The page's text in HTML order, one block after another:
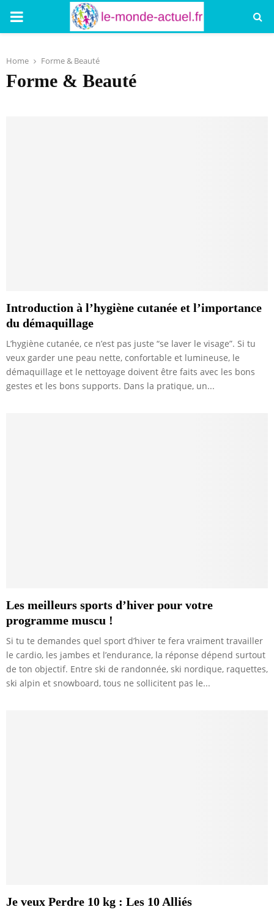
PRIMARY
Home Forme & Beauté
Forme & Beauté
Introduction à l’hygiène cutanée et l’importance
du démaquillage
L’hygiène cutanée, ce n’est pas juste “se laver le visage”. Si tu
veux garder une peau nette, confortable et lumineuse, le
démaquillage et le nettoyage doivent être faits avec les bons
gestes et les bons supports. Dans la pratique, un...
Les meilleurs sports d’hiver pour votre
programme muscu !
Si tu te demandes quel sport d’hiver te fera vraiment travailler
le cardio, les jambes et l’endurance, la réponse dépend surtout
de ton objectif. Entre ski de randonnée, ski nordique, raquettes,
ski alpin et snowboard, tous ne sollicitent pas le...
Je veux Perdre 10 kg : Les 10 Alliés